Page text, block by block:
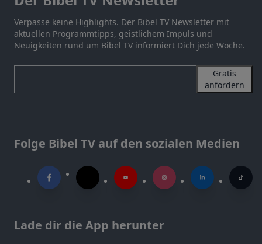
Verpasse keine Highlights. Der Bibel TV Newsletter mit
aktuellen Programmtipps, geistlichem Impuls und
Neuigkeiten rund um Bibel TV informiert Dich jede Woche.
Gratis
anfordern
Folge Bibel TV auf den sozialen Medien
Lade dir die App herunter